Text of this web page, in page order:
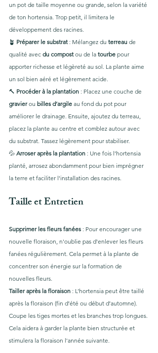
un pot de taille moyenne ou grande, selon la variété
de ton hortensia. Trop petit, il limitera le
développement des racines.
🪴 Préparer le substrat : Mélangez du terreau de
qualité avec du compost ou de la tourbe pour
apporter richesse et légèreté au sol. La plante aime
un sol bien aéré et légèrement acide.
🔨 Procéder à la plantation : Placez une couche de
gravier ou billes d’argile au fond du pot pour
améliorer le drainage. Ensuite, ajoutez du terreau,
placez la plante au centre et comblez autour avec
du substrat. Tassez légèrement pour stabiliser.
💦 Arroser après la plantation : Une fois l’hortensia
planté, arrosez abondamment pour bien imprégner
la terre et faciliter l’installation des racines.
Taille et Entretien
Supprimer les fleurs fanées : Pour encourager une
nouvelle floraison, n'oublie pas d'enlever les fleurs
fanées régulièrement. Cela permet à la plante de
concentrer son énergie sur la formation de
nouvelles fleurs.
Tailler après la floraison : L’hortensia peut être taillé
après la floraison (fin d’été ou début d’automne).
Coupe les tiges mortes et les branches trop longues.
Cela aidera à garder la plante bien structurée et
stimulera la floraison l'année suivante.